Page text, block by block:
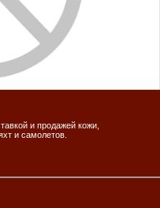
и продажей кожи,
и самолетов.